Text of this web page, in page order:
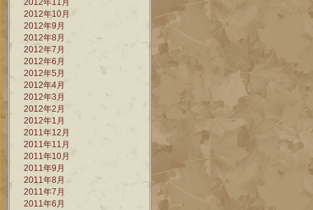
2012年11月
2012年10月
2012年9月
2012年8月
2012年7月
2012年6月
2012年5月
2012年4月
2012年3月
2012年2月
2012年1月
2011年12月
2011年11月
2011年10月
2011年9月
2011年8月
2011年7月
2011年6月